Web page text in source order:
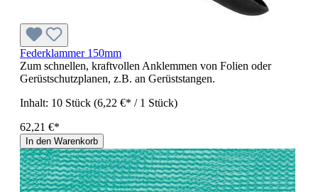
Federklammer 150mm
Zum schnellen, kraftvollen Anklemmen von Folien oder
Gerüstschutzplanen, z.B. an Gerüststangen.
Inhalt: 10 Stück (6,22 €* / 1 Stück)
62,21 €*
In den Warenkorb